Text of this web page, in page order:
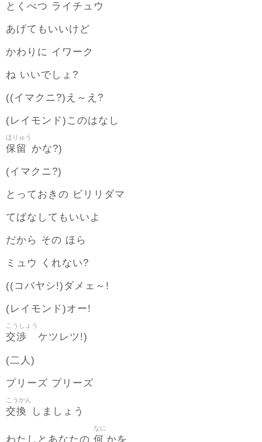
とくべつ ライチュウ
あげてもいいけど
かわりに イワーク
ね いいでしょ?
((イマクニ?)え～え?
(レイモンド)このはなし
保留
ほりゅう
かな?)
(イマクニ?)
とっておきの ビリリダマ
てばなしてもいいよ
だから その ほら
ミュウ くれない?
((コバヤシ!)ダメェ～!
(レイモンド)オー!
交渉
こうしょう
ケツレツ!)
(二人)
プリーズ プリーズ
交換
こうかん
しましょう
わたしとあなたの 何
なに
かを